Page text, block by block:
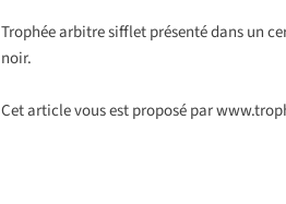
Trophée arbitre sifflet présenté dans un
noir.
Cet article vous est proposé par